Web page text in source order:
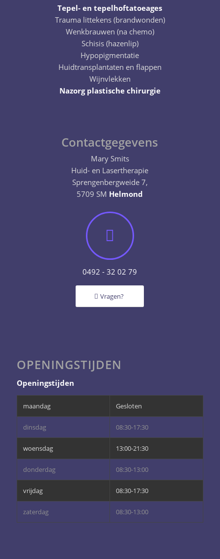
Tepel- en tepelhoftatoeages
Trauma littekens (brandwonden)
Wenkbrauwen (na chemo)
Schisis (hazenlip)
Hypopigmentatie
Huidtransplantaten en flappen
Wijnvlekken
Nazorg plastische chirurgie
Contactgegevens
Mary Smits
Huid- en Lasertherapie
Sprengenbergweide 7,
5709 SM Helmond
0492 - 32 02 79
Vragen?
OPENINGSTIJDEN
Openingstijden
maandag Gesloten
dinsdag 08:30-17:30
woensdag 13:00-21:30
donderdag 08:30-13:00
vrijdag 08:30-17:30
zaterdag 08:30-13:00